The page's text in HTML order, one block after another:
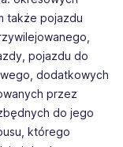
także pojazdu
pojazdu do
dodatkowych
przez
do jego
którego